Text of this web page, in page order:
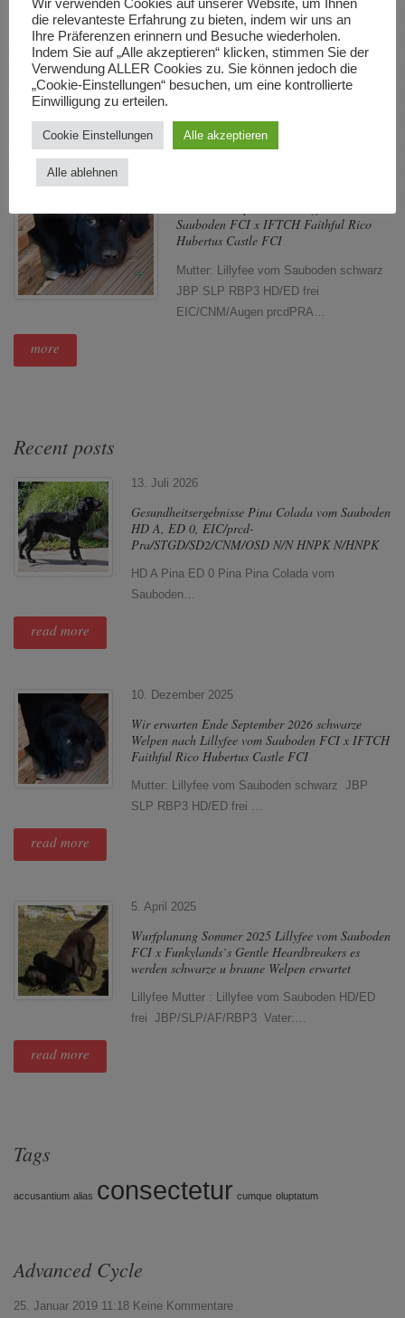
HD A Pina ED 0 Pina Pina Colada vom
Sauboden FCI Wurfdatum…
more
10. Dezember 2025 10:44
Sauboden FCI x IFTCH Faithful Rico
Hubertus Castle FCI
Mutter: Lillyfee vom Sauboden schwarz
JBP SLP RBP3 HD/ED frei
EIC/CNM/Augen prcdPRA…
more
Recent posts
13. Juli 2026
Gesundheitsergebnisse Pina Colada vom Sauboden
HD A, ED 0, EIC/prcd-
Pra/STGD/SD2/CNM/OSD N/N HNPK N/HNPK
HD A Pina ED 0 Pina Pina Colada vom
Sauboden…
read more
10. Dezember 2025
Wir erwarten Ende September 2026 schwarze
Welpen nach Lillyfee vom Sauboden FCI x IFTCH
Faithful Rico Hubertus Castle FCI
Mutter: Lillyfee vom Sauboden schwarz JBP
SLP RBP3 HD/ED frei …
read more
5. April 2025
Wurfplanung Sommer 2025 Lillyfee vom Sauboden
FCI x Funkylands`s Gentle Heardbreakers es
werden schwarze u braune Welpen erwartet
Lillyfee Mutter : Lillyfee vom Sauboden HD/ED
frei JBP/SLP/AF/RBP3 Vater:…
read more
Tags
accusantium alias consectetur cumque oluptatum
Advanced Cycle
25. Januar 2019 11:18 Keine Kommentare
Wir verwenden Cookies auf unserer Website, um Ihnen
die relevanteste Erfahrung zu bieten, indem wir uns an
Ihre Präferenzen erinnern und Besuche wiederholen.
Indem Sie auf „Alle akzeptieren“ klicken, stimmen Sie der
Verwendung ALLER Cookies zu. Sie können jedoch die
„Cookie-Einstellungen“ besuchen, um eine kontrollierte
Einwilligung zu erteilen.
Cookie Einstellungen Alle akzeptieren
Alle ablehnen